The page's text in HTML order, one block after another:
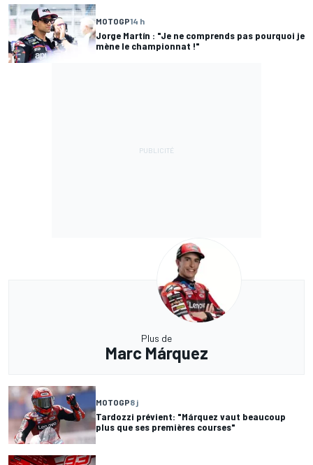
MOTOGP14 h
Jorge Martín : "Je ne comprends pas pourquoi je
mène le championnat !"
Plus de
Marc Márquez
MOTOGP8 j
Tardozzi prévient: "Márquez vaut beaucoup
plus que ses premières courses"